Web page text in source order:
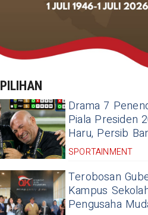
PILIHAN
Drama 7
Piala Presiden
Haru, Persib
SPORTAINMENT
Terobosan
Kampus
Pengusaha